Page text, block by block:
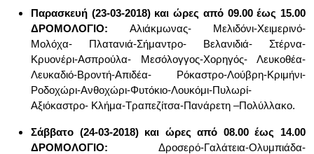
Παρασκευή (23-03-2018) και ώρες από 09.00 έως 15.00
ΔΡΟΜΟΛΟΓΙΟ: Αλιάκμωνας- Μελιδόνι-Χειμερινό-
Μολόχα- Πλατανιά-Σήμαντρο- Βελανιδιά- Στέρνα-
Κρυονέρι-Ασπρούλα- Μεσόλογγος-Χορηγός- Λευκοθέα-
Λευκαδιό-Βροντή-Απιδέα- Ρόκαστρο-Λούβρη-Κριμήνι-
Ροδοχώρι-Ανθοχώρι-Φυτόκιο-Λουκόμι-Πυλωρί-
Αξιόκαστρο- Κλήμα-Τραπεζίτσα-Πανάρετη –Πολύλλακο.
Σάββατο (24-03-2018) και ώρες από 08.00 έως 14.00
ΔΡΟΜΟΛΟΓΙΟ: Δροσερό-Γαλάτεια-Ολυμπιάδα-